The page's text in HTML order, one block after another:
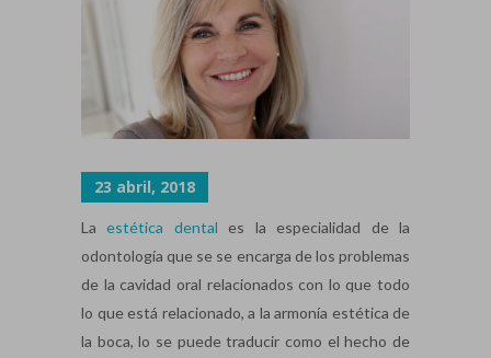
23 abril, 2018
Laestética dental es la especialidad de la
odontología que se se encarga de los problemas
de la cavidad oral relacionados con lo que todo
lo que está relacionado, a la armonía estética de
la boca, lo se puede traducir como el hecho de